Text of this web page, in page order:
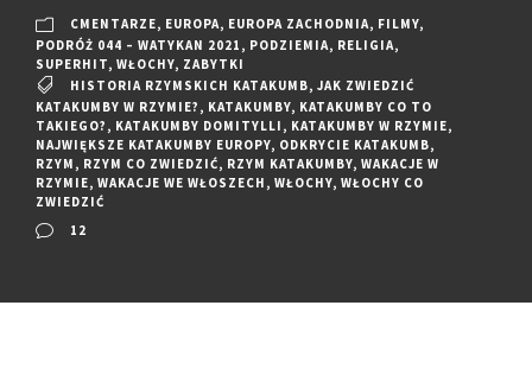
CMENTARZE, EUROPA, EUROPA ZACHODNIA, FILMY,
PODRÓŻ 044 – WATYKAN 2021 , PODZIEMIA, RELIGIA,
SUPERHIT, WŁOCHY, ZABYTKI
HISTORIA RZYMSKICH KATAKUMB, JAK ZWIEDZIĆ
KATAKUMBY W RZYMIE? , KATAKUMBY, KATAKUMBY CO TO
TAKIEGO? , KATAKUMBY DOMITYLLI , KATAKUMBY W RZYMIE,
NAJWIĘKSZE KATAKUMBY EUROPY, ODKRYCIE KATAKUMB,
RZYM , RZYM CO ZWIEDZIĆ, RZYM KATAKUMBY, WAKACJE W
RZYMIE, WAKACJE WE WŁOSZECH , WŁOCHY, WŁOCHY CO
ZWIEDZIĆ
12